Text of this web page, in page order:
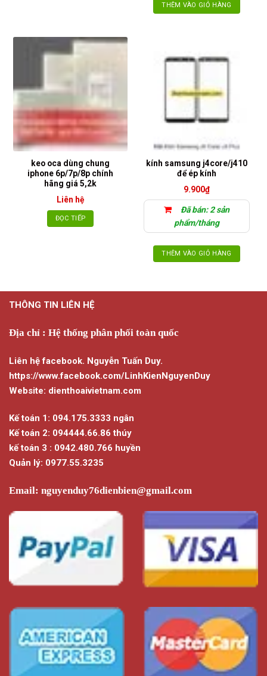
THÊM VÀO GIỎ HÀNG
keo oca dùng chung
iphone 6p/7p/8p chính
hãng giá 5,2k
Liên hệ
ĐỌC TIẾP
kính samsung j4core/j410
để ép kính
9.900₫
Đã bán: 2 sản
phẩm/tháng
THÊM VÀO GIỎ HÀNG
THÔNG TIN LIÊN HỆ
Địa chỉ : Hệ thống phân phối toàn quốc
Liên hệ facebook. Nguyễn Tuấn Duy.
https://www.facebook.com/LinhKienNguyenDuy
Website: dienthoaivietnam.com
Kế toán 1: 094.175.3333 ngân
Kế toán 2: 094444.66.86 thúy
kế toán 3 : 0942.480.766 huyền
Quản lý: 0977.55.3235
Email: nguyenduy76dienbien@gmail.com